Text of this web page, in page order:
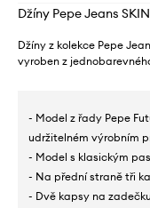
Džíny Pepe Jeans
Džíny z kolekce Pepe
vyroben z
- Model z řady Pepe
udržitelném výrobním
- Model s klasickým
- Na přední straně tři
- Dvě kapsy na